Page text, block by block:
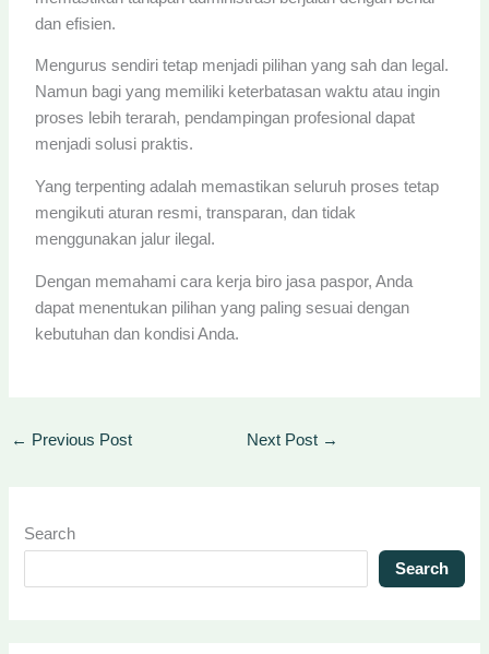
dan efisien.
Mengurus sendiri tetap menjadi pilihan yang sah dan legal.
Namun bagi yang memiliki keterbatasan waktu atau ingin
proses lebih terarah, pendampingan profesional dapat
menjadi solusi praktis.
Yang terpenting adalah memastikan seluruh proses tetap
mengikuti aturan resmi, transparan, dan tidak
menggunakan jalur ilegal.
Dengan memahami cara kerja biro jasa paspor, Anda
dapat menentukan pilihan yang paling sesuai dengan
kebutuhan dan kondisi Anda.
← Previous Post Next Post →
Search
Search